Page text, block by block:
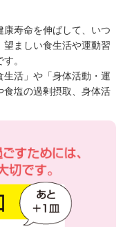
寿命を伸ばして、いつ
望ましい食生活や運動習
。
活」や「身体活動・運
塩の過剰摂取、身体活